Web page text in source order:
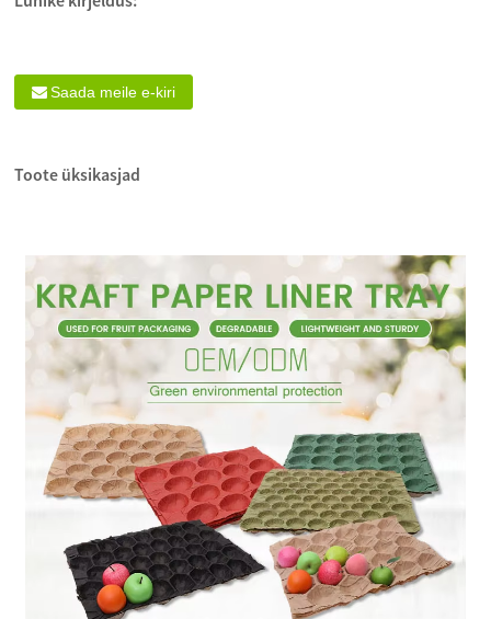
Saada meile e-kiri
Toote üksikasjad